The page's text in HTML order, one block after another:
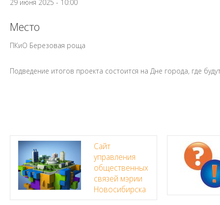
29 июня 2025 - 10:00
Место
ПКиО Березовая роща
Подведение итогов проекта состоится на Дне города, где
Сайт
управления
общественных
связей мэрии
Новосибирска